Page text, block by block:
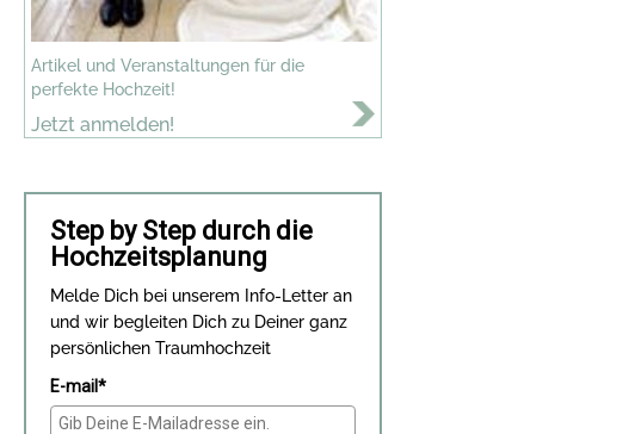
Artikel und Veranstaltungen für die
perfekte Hochzeit!
Jetzt anmelden!
Step by Step durch die
Hochzeitsplanung
Melde Dich bei unserem Info-Letter an
und wir begleiten Dich zu Deiner ganz
persönlichen Traumhochzeit
E-mail*